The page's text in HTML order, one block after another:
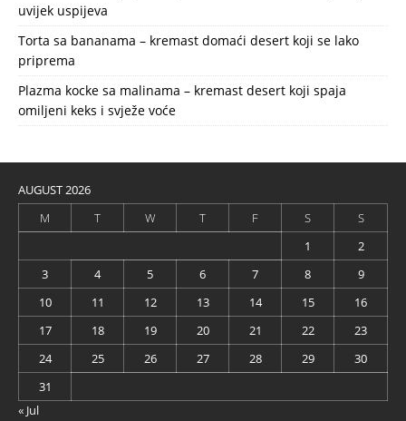
uvijek uspijeva
Torta sa bananama – kremast domaći desert koji se lako
priprema
Plazma kocke sa malinama – kremast desert koji spaja
omiljeni keks i svježe voće
AUGUST 2026
M
T W T F S
S
1
2
3
4 5 6 7 8
9
10
11 12 13 14 15
16
17
18 19 20 21 22
23
24
25 26 27 28 29
30
31
« Jul